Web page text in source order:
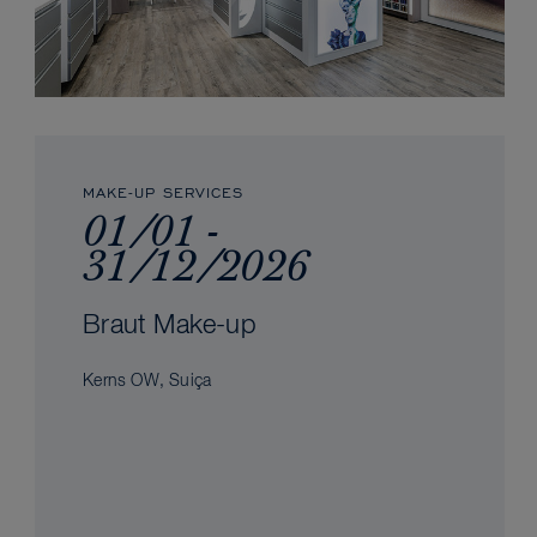
MAKE-UP SERVICES
01/01 -
31/12/2026
Braut Make-up
Kerns OW, Suiça